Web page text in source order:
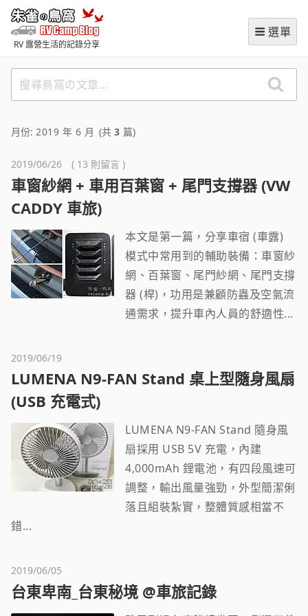
至
內
朱雀の鳥窩
RV 露營生活的記錄分享
選單
搜
尋
窩
文
章
月份: 2019 年 6 月 (共 3 篇)
2019/06/26 ( 13 則留言 )
車窗紗網 + 車用百葉窗 + 尾門支撐器 (VW
CADDY 車旅)
本文是第一篇，分享車宿 (車露)
模式中常用到的輔助裝備：車窗紗
網、百葉窗、尾門紗網、尾門支撐
器 (桿)，功用是兼顧防蟲及空氣流
通需求，提升車內人員的舒適性...
2019/06/19
LUMENA N9-FAN Stand 桌上型隨身風扇
(USB 充電式)
LUMENA N9-FAN Stand 隨身風
扇採用 USB 5V 充電，內建
4,000mAh 鋰電池，有四段風速可
調整，輸出風量強勁，外型簡潔俐
落且組裝紮實，整體質感相當不
錯...
2019/06/05
台東卑南_台東秘境 @車旅記錄